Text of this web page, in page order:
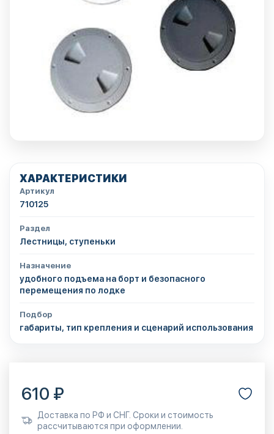
ХАРАКТЕРИСТИКИ
Артикул
710125
Раздел
Лестницы, ступеньки
Назначение
удобного подъема на борт и безопасного
перемещения по лодке
Подбор
габариты, тип крепления и сценарий использования
610 ₽
Доставка по РФ и СНГ. Сроки и стоимость
рассчитываются при оформлении.